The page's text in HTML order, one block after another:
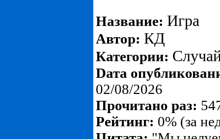
Название: Игра
Автор: КД
Категории:
Dата
02/08/2026
Прочитано раз:
Рейтинг: 0% (за